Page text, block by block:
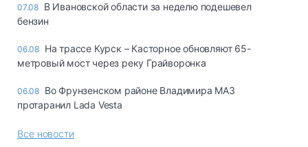
07.08 В Ивановской области за неделю подешевел
бензин
06.08 На трассе Курск – Касторное обновляют 65-
метровый мост через реку Грайворонка
06.08 Во Фрунзенском районе Владимира МАЗ
протаранил Lada Vesta
Все новости